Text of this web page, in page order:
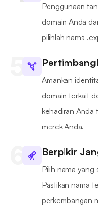
Penggunaan
domain Anda
pilihlah nama
Amankan
domain terkait
kehadiran Anda
merek Anda.
Berpikir
Pilih nama yang
Pastikan nama
perkembangan